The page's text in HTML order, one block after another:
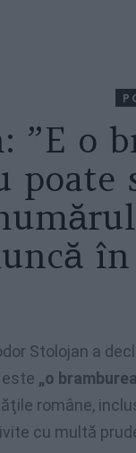
”E o
poate
Stolojan a
„o
române,
cu multă